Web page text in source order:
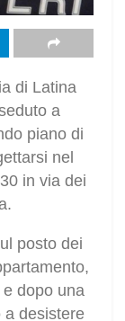
di Latina
a
piano di
nel
in via dei
posto dei
dopo una
a desistere